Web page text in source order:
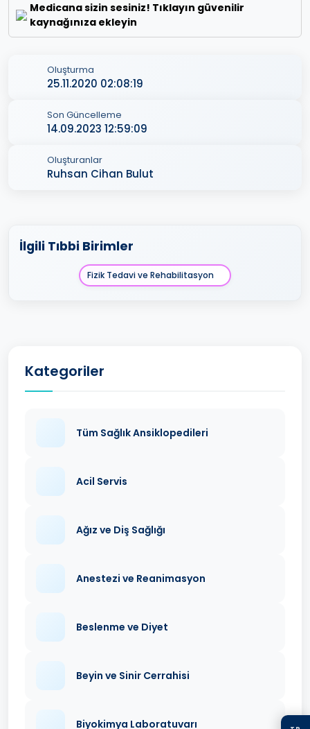
Medicana sizin sesiniz! Tıklayın güvenilir
kaynağınıza ekleyin
Oluşturma
25.11.2020 02:08:19
Son Güncelleme
14.09.2023 12:59:09
Oluşturanlar
Ruhsan Cihan Bulut
İlgili Tıbbi Birimler
Fizik Tedavi ve Rehabilitasyon
Kategoriler
Tüm Sağlık Ansiklopedileri
Acil Servis
Ağız ve Diş Sağlığı
Anestezi ve Reanimasyon
Beslenme ve Diyet
Beyin ve Sinir Cerrahisi
Biyokimya Laboratuvarı